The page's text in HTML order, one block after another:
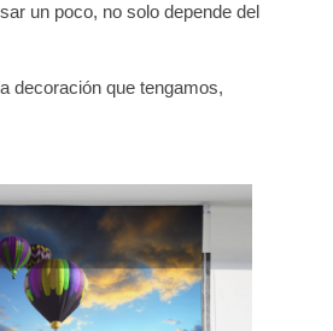
un poco, no solo depende del
decoración que tengamos,